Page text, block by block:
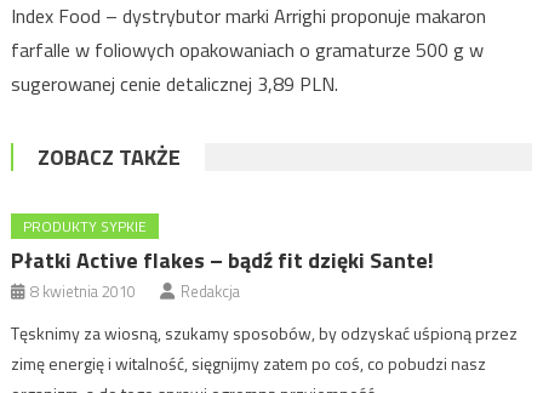
Index Food – dystrybutor marki Arrighi proponuje makaron
farfalle w foliowych opakowaniach o gramaturze 500 g w
sugerowanej cenie detalicznej 3,89 PLN.
ZOBACZ TAKŻE
PRODUKTY SYPKIE
Płatki Active flakes – bądź fit dzięki Sante!
8 kwietnia 2010 Redakcja
Tęsknimy za wiosną, szukamy sposobów, by odzyskać uśpioną przez
zimę energię i witalność, sięgnijmy zatem po coś, co pobudzi nasz